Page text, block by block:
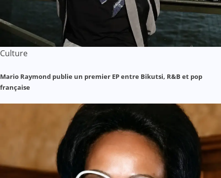
Culture
Mario Raymond publie un premier EP entre Bikutsi, R&B et pop
française